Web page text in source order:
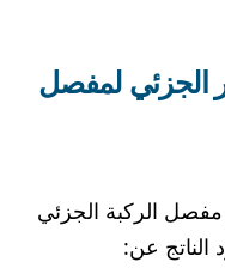
الجزئي لمفصل
مفصل الركبة الجزئي
عن: